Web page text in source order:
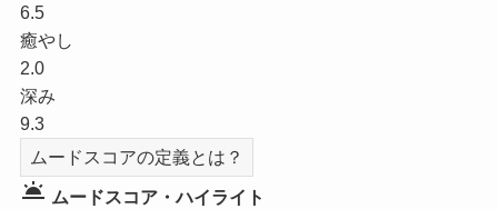
6.5
癒やし
2.0
深み
9.3
ムードスコアの定義とは？
wb_twilight ムードスコア・ハイライト